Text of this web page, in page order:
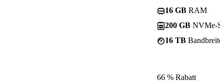
16 GB RAM
200 GB NVMe-
16 TB
66 % Rabatt